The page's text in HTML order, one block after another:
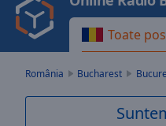
Play
Backward
Skip
Current
Toate
România Bucharest